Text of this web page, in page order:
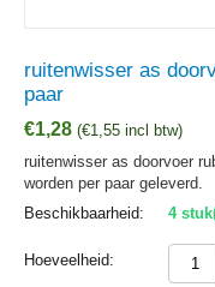
ruitenwisser as
paar
€1,28 (€1,55 incl btw)
ruitenwisser as doorvoer
worden per paar geleverd.
Beschikbaarheid:
4
Hoeveelheid: